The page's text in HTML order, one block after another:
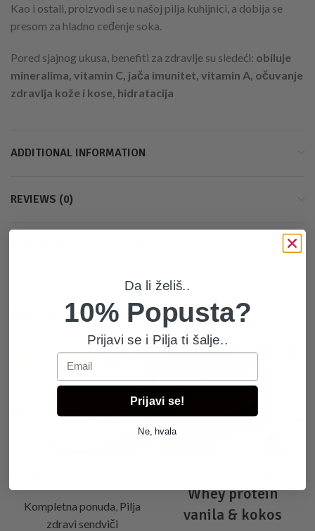
Kao i ostali, proizvodi se u našoj pilja kuhijnici, a dobija se
presom za hladno ceđenje soka.
Pored sjajnog ukusa, benefiti za zdravlje su sledeći: obiluje
mineralima, vitamin C, jača imunitet, vitamin A, očuvanje
zdravlja kože i kose, hidratacija
ADDITIONAL INFORMATION
REVIEWS (0)
RELATED PRODUCTS
Kompletna ponuda Pilja
zdravi sendviči
Whey protein
vanila & kokos
Da li želiš..
10% Popusta?
Prijavi se i Pilja ti šalje..
Email
Prijavi se!
Ne, hvala